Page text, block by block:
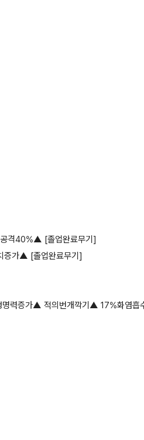
격40%▲ [졸업완료무기]
가▲ [졸업완료무기]
력증가▲ 적의번개깍기▲ 17%화염